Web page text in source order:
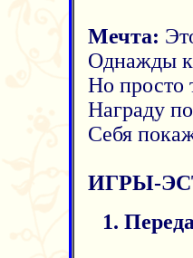
Мечта:
Однажды к
Но просто
Награду
Себя
ИГРЫ-